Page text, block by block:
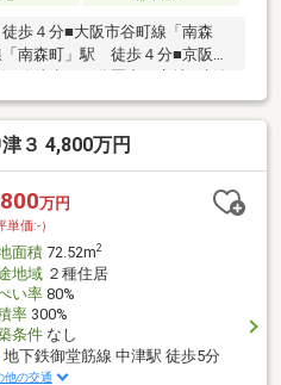
歩４分■大阪市谷町線「南森
南森町」駅 徒歩４分■京阪本
お好きなメーカーにて建築可能
３ 4,800万円
万円
単価:-）
面積72.52m2
地域２種住居
い率80%
率300%
条件なし
地下鉄御堂筋線 中津駅 徒歩5分
他の交通